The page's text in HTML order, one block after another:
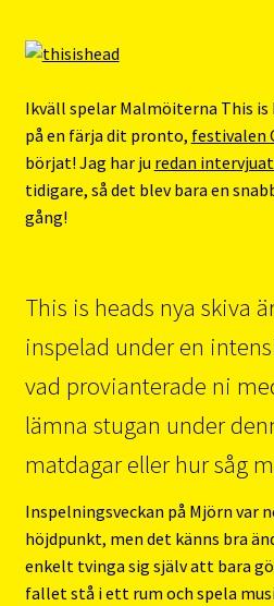
Ikväll spelar Malmöiterna This is
på en färja dit pronto, festivalen
börjat! Jag har ju redan
tidigare, så det blev bara en
gång!
This is heads nya skiva
inspelad under en
vad provianterade ni
lämna stugan under
matdagar eller hur såg
Inspelningsveckan på Mjörn var
höjdpunkt, men det känns bra
enkelt tvinga sig själv att bara
fallet stå i ett rum och spela